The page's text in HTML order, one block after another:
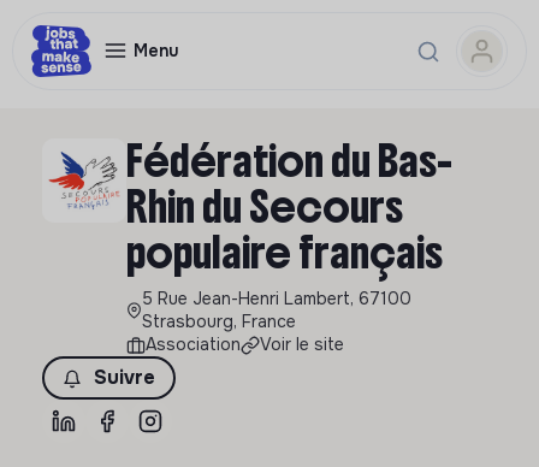
Menu
Fédération du Bas-
Rhin du Secours
populaire français
5 Rue Jean-Henri Lambert, 67100
Strasbourg, France
Association
Voir le site
Suivre